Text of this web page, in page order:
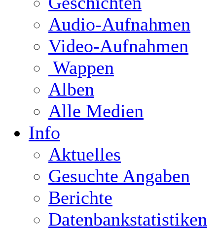
Audio-Aufnahmen
Video-Aufnahmen
Wappen
Alben
Alle Medien
Info
Aktuelles
Gesuchte Angaben
Berichte
Datenbankstatistiken